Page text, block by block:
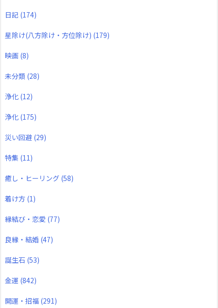
日記 (174)
星除け(八方除け・方位除け) (179)
映画 (8)
未分類 (28)
浄化 (12)
浄化 (175)
災い回避 (29)
特集 (11)
癒し・ヒーリング (58)
着け方 (1)
縁結び・恋愛 (77)
良縁・結婚 (47)
誕生石 (53)
金運 (842)
開運・招福 (291)